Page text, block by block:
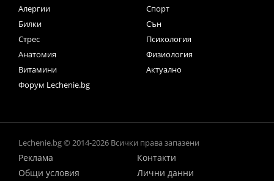
Алергии
Спорт
Билки
Сън
Стрес
Психология
Анатомия
Физиология
Витамини
Актуално
Форум Lechenie.bg
Lechenie.bg © 2014-2026 Всички права запазени
Реклама
Контакти
Общи условия
Лични данни